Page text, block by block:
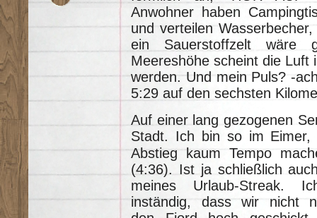
Anwohner haben
und verteilen
ein Sauerstoffzelt
Meereshöhe scheint die Luft
werden. Und mein Puls? -
5:29 auf den sechsten
Auf einer lang gezogenen
Stadt. Ich bin so im
Abstieg kaum Tempo
(4:36). Ist ja schließlich
meines Urlaub-Streak.
inständig, dass wir nicht